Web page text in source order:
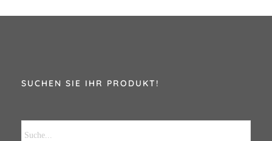
SUCHEN SIE IHR PRODUKT!